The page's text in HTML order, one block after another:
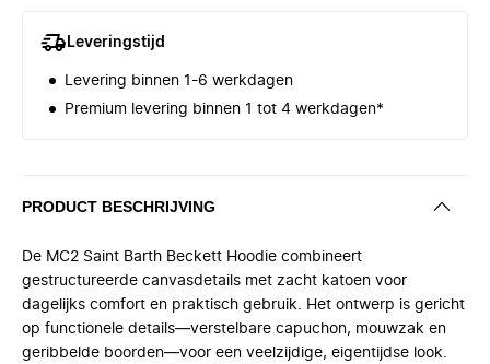
Leveringstijd
Levering binnen 1-6 werkdagen
Premium levering binnen 1 tot 4 werkdagen*
PRODUCT BESCHRIJVING
De MC2 Saint Barth Beckett Hoodie combineert
gestructureerde canvasdetails met zacht katoen voor
dagelijks comfort en praktisch gebruik. Het ontwerp is gericht
op functionele details—verstelbare capuchon, mouwzak en
geribbelde boorden—voor een veelzijdige, eigentijdse look.